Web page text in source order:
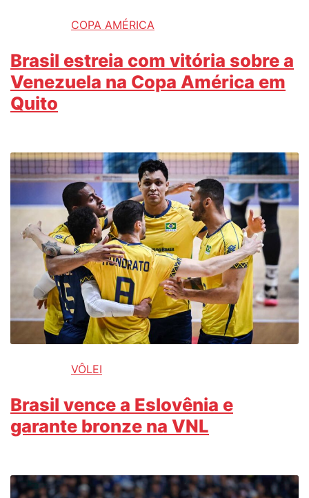
COPA AMÉRICA
Brasil estreia com vitória sobre a
Venezuela na Copa América em
Quito
VÔLEI
Brasil vence a Eslovênia e
garante bronze na VNL